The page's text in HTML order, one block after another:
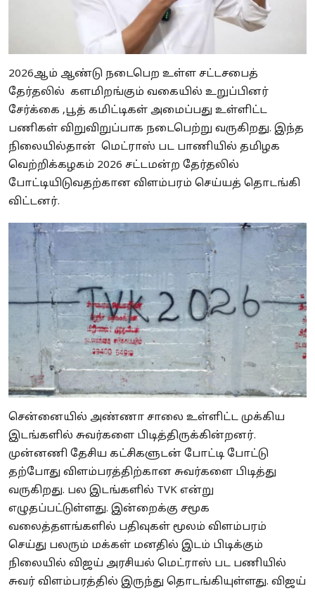
2026ஆம் ஆண்டு நடைபெற உள்ள சட்டசபைத்
தேர்தலில் களமிறங்கும் வகையில் உறுப்பினர்
சேர்க்கை ,பூத் கமிட்டிகள் அமைப்பது உள்ளிட்ட
பணிகள் விறுவிறுப்பாக நடைபெற்று வருகிறது. இந்த
நிலையில்தான் மெட்ராஸ் பட பாணியில் தமிழக
வெற்றிக்கழகம் 2026 சட்டமன்ற தேர்தலில்
போட்டியிடுவதற்கான விளம்பரம் செய்யத் தொடங்கி
விட்டனர்.
சென்னையில் அண்ணா சாலை உள்ளிட்ட முக்கிய
இடங்களில் சுவர்களை பிடித்திருக்கின்றனர்.
முன்னணி தேசிய கட்சிகளுடன் போட்டி போட்டு
தற்போது விளம்பரத்திற்கான சுவர்களை பிடித்து
வருகிறது. பல இடங்களில் TVK என்று
எழுதப்பட்டுள்ளது. இன்றைக்கு சமூக
வலைத்தளங்களில் பதிவுகள் மூலம் விளம்பரம்
செய்து பலரும் மக்கள் மனதில் இடம் பிடிக்கும்
நிலையில் விஜய் அரசியல் மெட்ராஸ் பட பணியில்
சுவர் விளம்பரத்தில் இருந்து தொடங்கியுள்ளது. விஜய்